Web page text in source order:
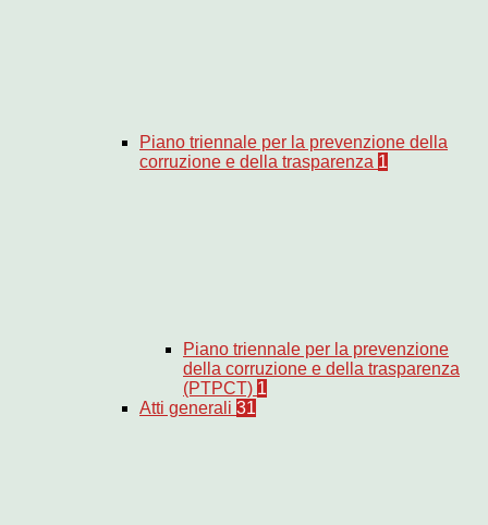
Piano triennale per la prevenzione della
corruzione e della trasparenza 1
Piano triennale per la prevenzione
della corruzione e della trasparenza
(PTPCT) 1
Atti generali 31